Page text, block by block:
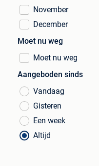
November
December
Moet nu weg
Moet nu weg
Aangeboden sinds
Vandaag
Gisteren
Een week
Altijd